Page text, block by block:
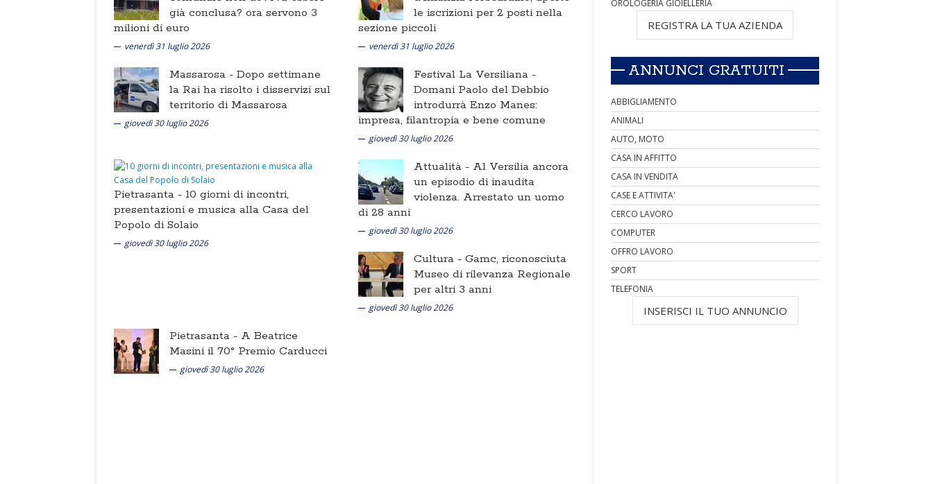
già conclusa? ora servono 3
milioni di euro
venerdì 31 luglio 2026
le iscrizioni per 2 posti nella
sezione piccoli
venerdì 31 luglio 2026
Massarosa - Dopo settimane
la Rai ha risolto i disservizi sul
territorio di Massarosa
giovedì 30 luglio 2026
Festival La Versiliana -
Domani Paolo del Debbio
introdurrà Enzo Manes:
impresa, filantropia e bene comune
giovedì 30 luglio 2026
Pietrasanta - 10 giorni di incontri,
presentazioni e musica alla Casa del
Popolo di Solaio
giovedì 30 luglio 2026
Attualità - Al Versilia ancora
un episodio di inaudita
violenza. Arrestato un uomo
di 28 anni
giovedì 30 luglio 2026
Cultura - Gamc, riconosciuta
Museo di rilevanza Regionale
per altri 3 anni
giovedì 30 luglio 2026
Pietrasanta - A Beatrice
Masini il 70° Premio Carducci
giovedì 30 luglio 2026
OROLOGERIA GIOIELLERIA
REGISTRA LA TUA AZIENDA
ANNUNCI GRATUITI
ABBIGLIAMENTO
ANIMALI
AUTO, MOTO
CASA IN AFFITTO
CASA IN VENDITA
CASE E ATTIVITA'
CERCO LAVORO
COMPUTER
OFFRO LAVORO
SPORT
TELEFONIA
INSERISCI IL TUO ANNUNCIO